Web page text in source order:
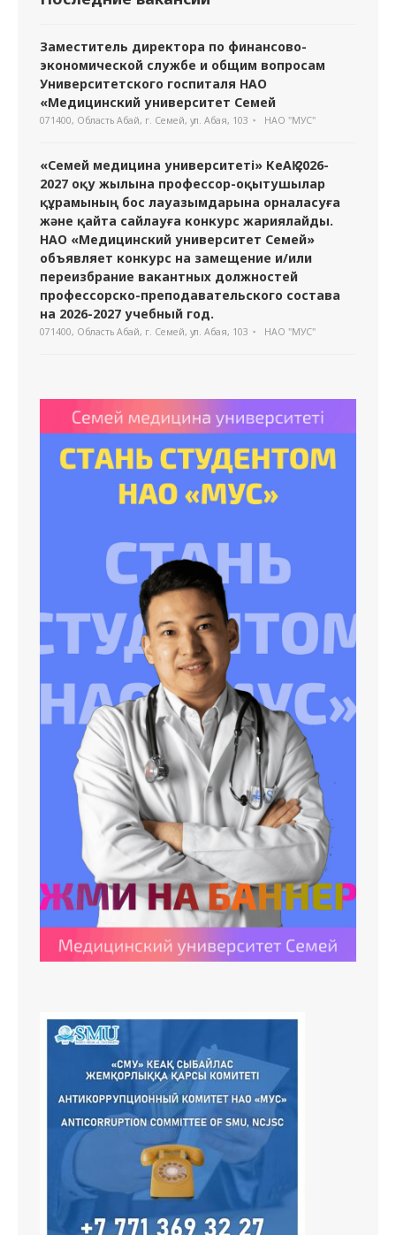
Заместитель директора по финансово-
экономической службе и общим вопросам
Университетского госпиталя НАО
«Медицинский университет Семей
071400, Область Абай, г. Семей, ул. Абая, 103 НАО "МУС"
«Семей медицина университеті» КеАҚ 2026-
2027 оқу жылына профессор-оқытушылар
құрамының бос лауазымдарына орналасуға
және қайта сайлауға конкурс жариялайды.
НАО «Медицинский университет Семей»
объявляет конкурс на замещение и/или
переизбрание вакантных должностей
профессорско-преподавательского состава
на 2026-2027 учебный год.
071400, Область Абай, г. Семей, ул. Абая, 103 НАО "МУС"